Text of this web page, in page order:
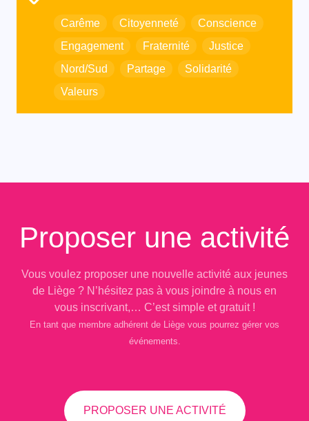
Carême Citoyenneté
Conscience
Engagement
Fraternité
Justice
Nord/Sud
Partage
Solidarité
Valeurs
Proposer une activité
Vous voulez proposer une nouvelle activité aux jeunes
de Liège ? N’hésitez pas à vous joindre à nous en
vous inscrivant,… C’est simple et gratuit !
En tant que membre adhérent de Liège vous pourrez gérer vos
événements.
PROPOSER UNE ACTIVITÉ